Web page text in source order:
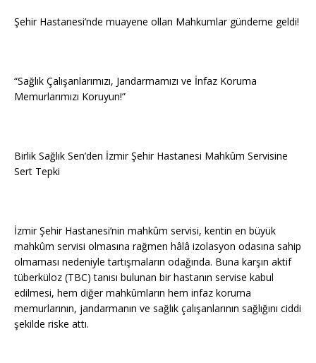
Şehir Hastanesi’nde muayene ollan Mahkumlar gündeme geldi!
“Sağlık Çalışanlarımızı, Jandarmamızı ve İnfaz Koruma
Memurlarımızı Koruyun!”
Birlik Sağlık Sen’den İzmir Şehir Hastanesi Mahkûm Servisine
Sert Tepki
İzmir Şehir Hastanesi’nin mahkûm servisi, kentin en büyük
mahkûm servisi olmasına rağmen hâlâ izolasyon odasına sahip
olmaması nedeniyle tartışmaların odağında. Buna karşın aktif
tüberküloz (TBC) tanısı bulunan bir hastanın servise kabul
edilmesi, hem diğer mahkûmların hem infaz koruma
memurlarının, jandarmanın ve sağlık çalışanlarının sağlığını ciddi
şekilde riske attı.